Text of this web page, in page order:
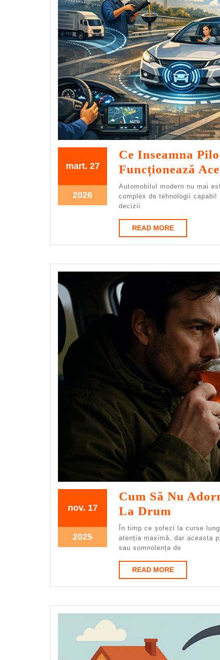
mart.27.03.2026
2727.03.2026
202627.03.2026
Ce Inseamna
Funcționează
Automobilul modern nu mai
complex de tehnologii
decizii.
READ MOREREAD
MORE
nov.17.11.2025
1717.11.2025
202517.11.2025
Cum Să Nu
La Drum
Să
Nu
La
Volan:
Pentru
Șofer
La
În timp ce șofezi la curse
atenția maximă, dar aceasta
sau somnolența de
READ MOREREAD
MORE